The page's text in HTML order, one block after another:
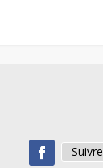
Suivre